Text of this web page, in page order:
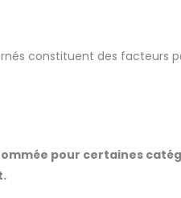
constituent des facteurs
pour certaines